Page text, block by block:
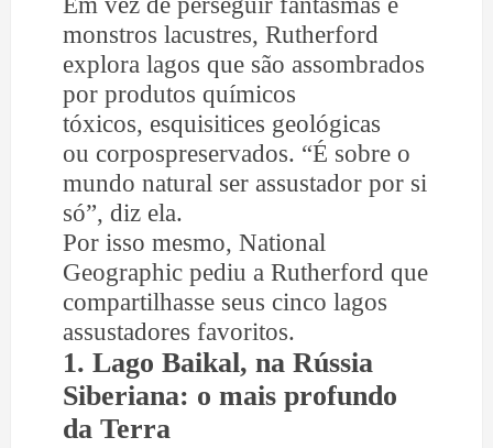
monstros lacustres, Rutherford
explora lagos que são assombrados
por produtos químicos
tóxicos, esquisitices geológicas
ou corpospreservados. “É sobre o
mundo natural ser assustador por si
só”, diz ela.
Por isso mesmo, National
Geographic pediu a Rutherford que
compartilhasse seus cinco lagos
assustadores favoritos.
1. Lago Baikal, na Rússia
Siberiana: o mais profundo
da Terra